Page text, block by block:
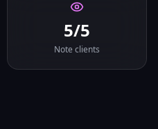
5/5
Note clients